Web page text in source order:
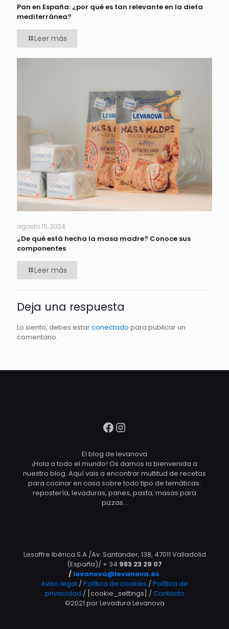
Pan en España: ¿por qué es tan relevante en la dieta
mediterránea?
Leer más
agosto 15, 2024
¿De qué está hecha la masa madre? Conoce sus
componentes
Leer más
Deja una respuesta
Lo siento, debes estarconectado para publicar un
comentario.
El blog de levanova
¡Hola a todo el mundo! Os damos la bienvenida a
nuestro blog. Aquí vais a encontrar multitud de recetas
para cocinar en casa sobre todo tipo de temáticas:
repostería, levaduras, panes, pasta, masas para
pizzas…
Lesaffre Ibérica S.A /Av. Santander, 138, 47011 Valladolid
(España)/ + 34 983 23 29 07
/ levanova@levanova.es
Aviso legal /Política de cookies /Política de
privacidad / [cookie_settings] /Contacto
©2021 por Levadura Levanova